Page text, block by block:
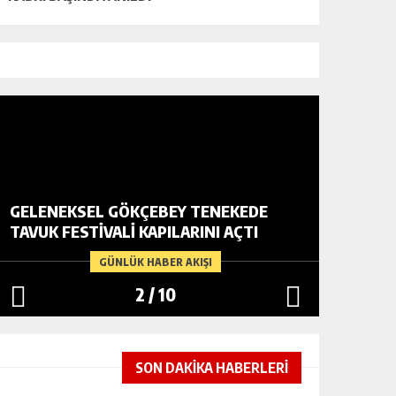
GÜNLÜK HABER AKIŞI
GELENEKSEL GÖKÇEBEY TENEKEDE
TAVUK FESTIVALI KAPILARINI AÇTI
2 /10
SON DAKİKA HABERLERİ